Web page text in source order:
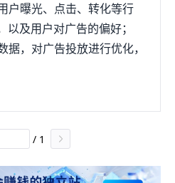
户曝光、点击、转化等行
及用户对广告的偏好；
据，对广告投放进行优化，
/ 1